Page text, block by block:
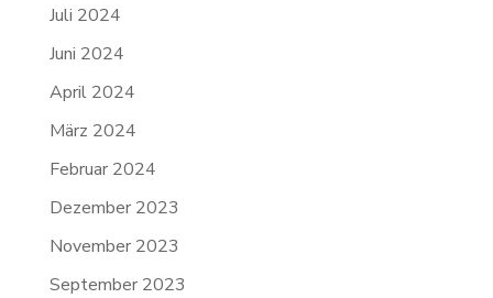
Juli 2024
Juni 2024
April 2024
März 2024
Februar 2024
Dezember 2023
November 2023
September 2023